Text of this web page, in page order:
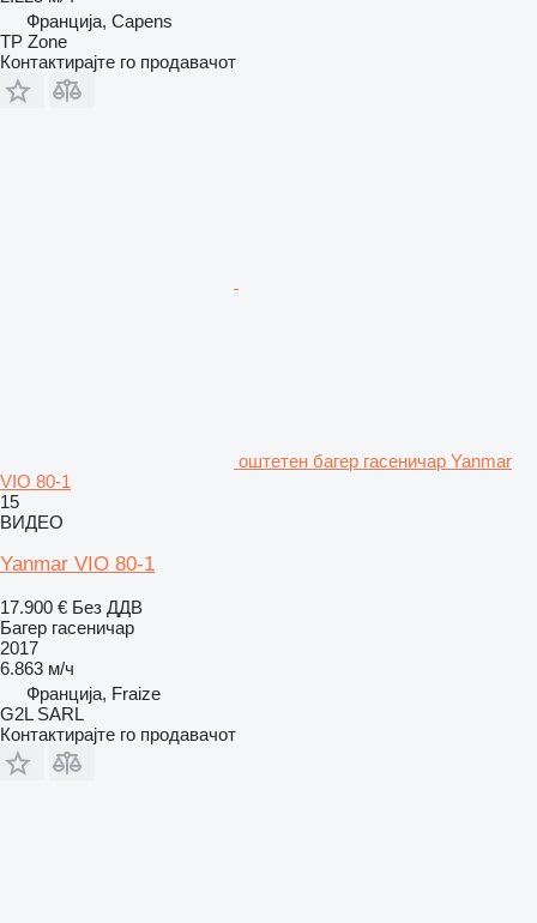
Франција, Capens
TP Zone
Контактирајте го продавачот
оштетен багер гасеничар Yanmar
VIO 80-1
15
ВИДЕО
Yanmar VIO 80-1
17.900 € Без ДДВ
Багер гасеничар
2017
6.863 м/ч
Франција, Fraize
G2L SARL
Контактирајте го продавачот